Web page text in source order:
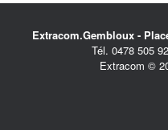
Extracom.Gembloux -
Tél. 0478 505
Extracom ©